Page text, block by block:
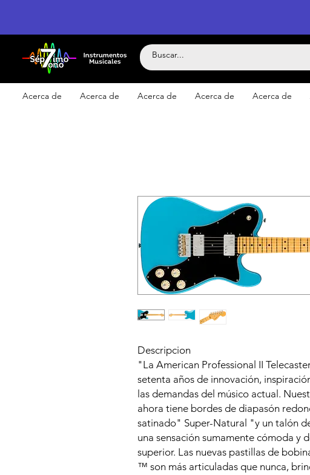
Acerca de Acerca de Acerca de Acerca de Acerca de
Descripcion
"La American Professional II
setenta años de innovación,
las demandas del músico actual.
ahora tiene bordes de diapasón
satinado" Super-Natural "y un talón
una sensación sumamente cómoda y
superior. Las nuevas pastillas de
™ son más articuladas que nunca,